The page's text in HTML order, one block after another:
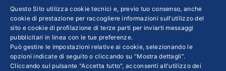
L’AI è un limbo per il lavoro: come “l’AIpocalypse”
impatta sui giovani
Innovazione DiANDREA BOSCARO 1 Aprile 2026
Questo Sito utilizza cookie tecnici e, previo tuo consenso, anche
cookie di prestazione per raccogliere informazioni sull’utilizzo del
sito e cookie di profilazione di terze parti per inviarti messaggi
pubblicitari in linea con le tue preferenze.
Può gestire le impostazioni relative ai cookie, selezionando le
opzioni indicate di seguito o cliccando su “Mostra dettagli”.
Cliccando sul pulsante "Accetta tutto", acconsenti all'utilizzo dei